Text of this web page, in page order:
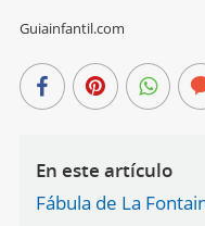
Guiainfantil.com
En este artículo
Fábula de La